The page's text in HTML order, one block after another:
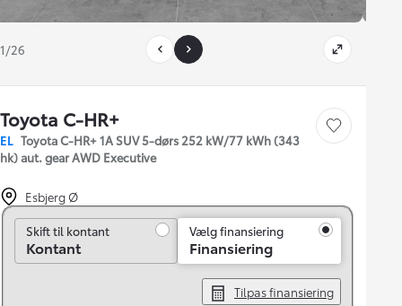
1/26
Toyota C-HR+
EL Toyota C-HR+ 1A SUV 5-dørs 252 kW/77 kWh (343
hk) aut. gear AWD Executive
Gem bil
Esbjerg Ø
Skift til kontant
Skift til kontant
Kontant
Vælg finansiering
Finansiering
Tilpas finansiering